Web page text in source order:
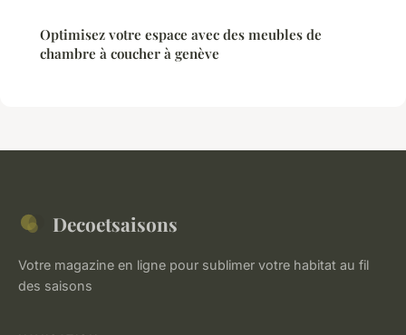
Optimisez votre espace avec des meubles de
chambre à coucher à genève
Decoetsaisons
Votre magazine en ligne pour sublimer votre habitat au fil
des saisons